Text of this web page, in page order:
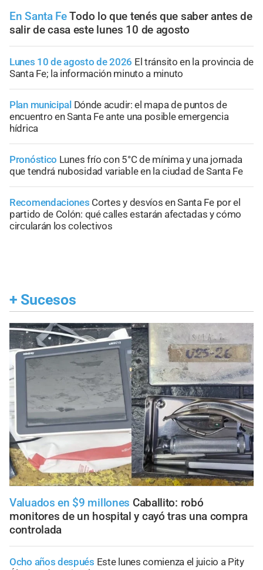
En Santa FeTodo lo que tenés que saber antes de
salir de casa este lunes 10 de agosto
Lunes 10 de agosto de 2026 El tránsito en la provincia de
Santa Fe; la información minuto a minuto
Plan municipal Dónde acudir: el mapa de puntos de
encuentro en Santa Fe ante una posible emergencia
hídrica
Pronóstico Lunes frío con 5°C de mínima y una jornada
que tendrá nubosidad variable en la ciudad de Santa Fe
Recomendaciones Cortes y desvíos en Santa Fe por el
partido de Colón: qué calles estarán afectadas y cómo
circularán los colectivos
+ Sucesos
Valuados en $9 millones Caballito: robó
monitores de un hospital y cayó tras una compra
controlada
Ocho años después Este lunes comienza el juicio a Pity